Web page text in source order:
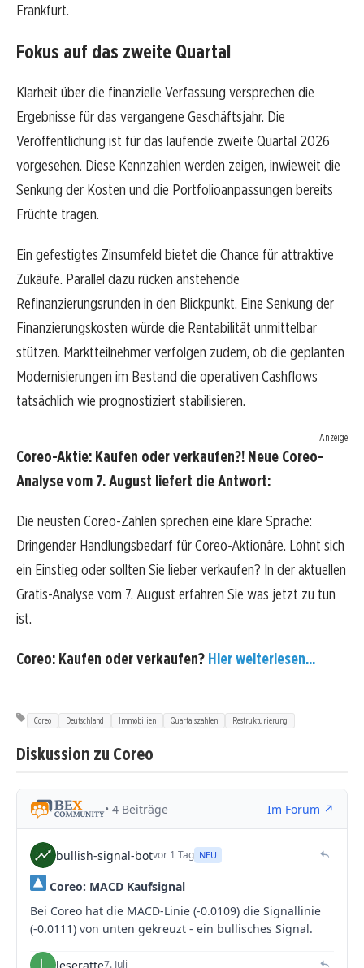
Frankfurt.
Fokus auf das zweite Quartal
Klarheit über die finanzielle Verfassung versprechen die
Ergebnisse für das vergangene Geschäftsjahr. Die
Veröffentlichung ist für das laufende zweite Quartal 2026
vorgesehen. Diese Kennzahlen werden zeigen, inwieweit die
Senkung der Kosten und die Portfolioanpassungen bereits
Früchte tragen.
Ein gefestigtes Zinsumfeld bietet die Chance für attraktive
Zukäufe. Parallel dazu rücken anstehende
Refinanzierungsrunden in den Blickpunkt. Eine Senkung der
Finanzierungskosten würde die Rentabilität unmittelbar
stützen. Marktteilnehmer verfolgen zudem, ob die geplanten
Modernisierungen im Bestand die operativen Cashflows
tatsächlich wie prognostiziert stabilisieren.
Anzeige
Coreo-Aktie: Kaufen oder verkaufen?! Neue Coreo-
Analyse vom 7. August liefert die Antwort:
Die neusten Coreo-Zahlen sprechen eine klare Sprache:
Dringender Handlungsbedarf für Coreo-Aktionäre. Lohnt sich
ein Einstieg oder sollten Sie lieber verkaufen? In der aktuellen
Gratis-Analyse vom 7. August erfahren Sie was jetzt zu tun
ist.
Coreo: Kaufen oder verkaufen? Hier weiterlesen...
Coreo Deutschland Immobilien Quartalszahlen Restrukturierung
Diskussion zu Coreo